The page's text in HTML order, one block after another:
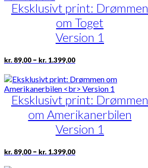
varianter.
Mulighederne
kan
vælges
på
Eksklusivt print: Drømmen
om Toget
Version 1
kr. 89,00 – kr. 1.399,00Prisinterval:
kr. 1.399,00
Dette
har
flere
varianter.
Mulighederne
kan
vælges
på
Eksklusivt print: Drømmen
om Amerikanerbilen
Version 1
kr. 89,00 – kr. 1.399,00Prisinterval:
Dette